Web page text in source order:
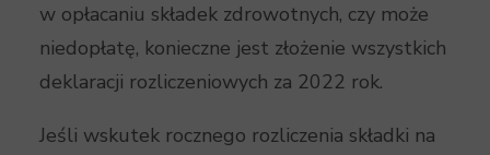
w opłacaniu składek zdrowotnych, czy może
niedopłatę, konieczne jest złożenie wszystkich
deklaracji rozliczeniowych za 2022 rok.
Jeśli wskutek rocznego rozliczenia składki na